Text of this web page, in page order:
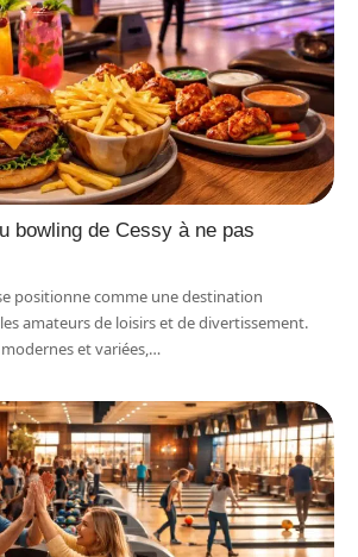
bowling de Cessy à ne pas
positionne comme une destination
amateurs de loisirs et de divertissement.
et variées,…